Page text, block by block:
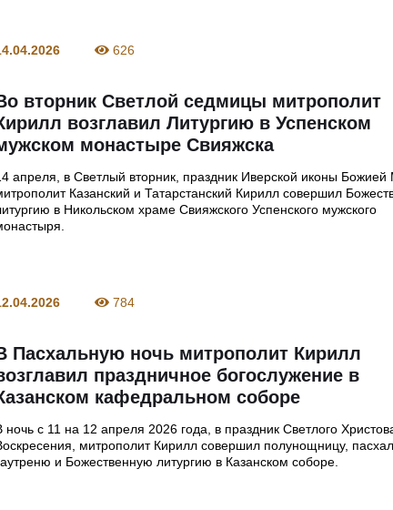
626
вторник Светлой седмицы митрополит
возглавил Литургию в Успенском
монастыре Свияжска
апреля, в Светлый вторник, праздник Иверской иконы Божией
Казанский и Татарстанский Кирилл совершил
в Никольском храме Свияжского Успенского мужского
784
Пасхальную ночь митрополит Кирилл
праздничное богослужение в
кафедральном соборе
ночь с 11 на 12 апреля 2026 года, в праздник Светлого
митрополит Кирилл совершил полунощницу,
и Божественную литургию в Казанском соборе.